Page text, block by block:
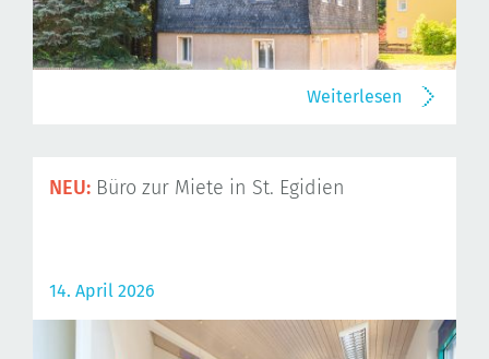
Weiterlesen
NEU: Büro zur Miete in St. Egidien
14. April 2026